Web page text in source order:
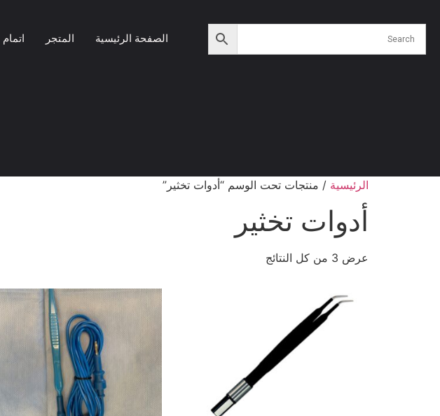
الصفحة الرئيسية المتجر
الرئيسية / منتجات تحت الوسم “أدوات تخثير”
أدوات تخثير
عرض ⁦3⁩ من كل النتائج